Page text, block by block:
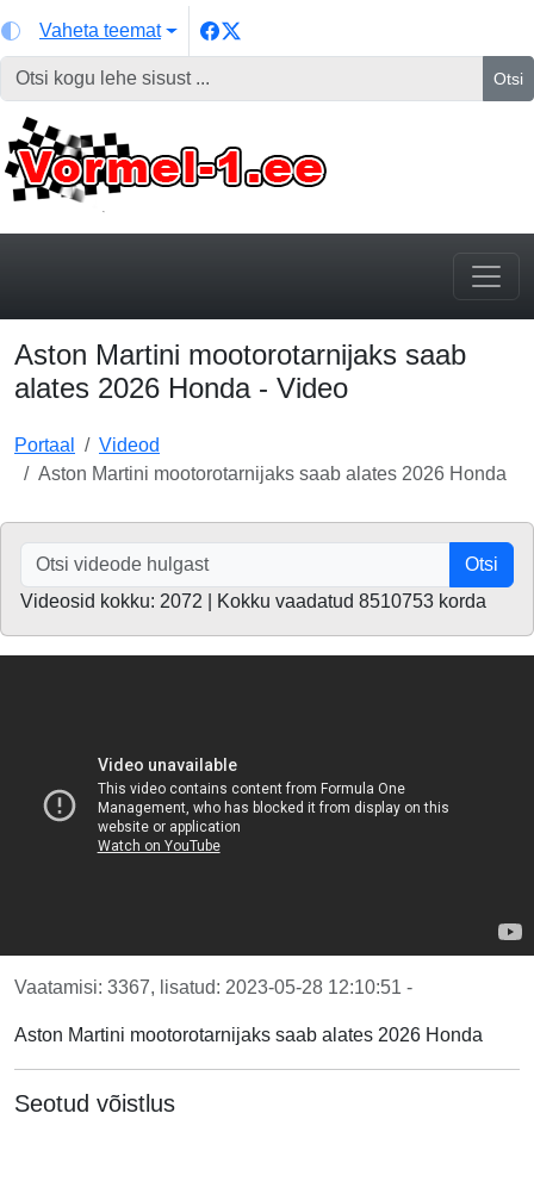
Vaheta teemat
Otsi
Aston Martini mootorotarnijaks saab
alates 2026 Honda - Video
Portaal
Videod
Aston Martini mootorotarnijaks saab alates 2026 Honda
Otsi
Videosid kokku: 2072 | Kokku vaadatud 8510753 korda
Vaatamisi: 3367, lisatud: 2023-05-28 12:10:51 -
Aston Martini mootorotarnijaks saab alates 2026 Honda
Seotud võistlus